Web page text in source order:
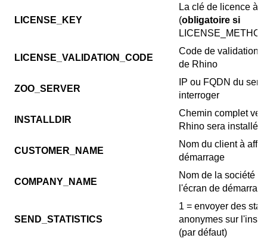
LICENSE_KEY
La clé de licence à
(obligatoire si
LICENSE_VALIDATION_CODE
Code de validation
de Rhino
ZOO_SERVER
IP ou FQDN du
interroger
INSTALLDIR
Chemin complet
Rhino sera installé
CUSTOMER_NAME
Nom du client à
démarrage
COMPANY_NAME
Nom de la société à
l'écran de
SEND_STATISTICS
1 = envoyer des
anonymes sur
(par défaut)